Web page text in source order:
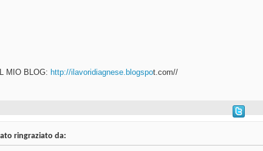
MIO BLOG: http://ilavoridiagnese.blogspot.com//
ringraziato da: